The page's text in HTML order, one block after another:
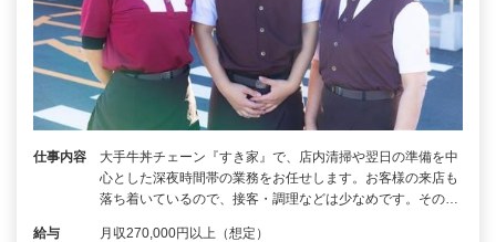
仕事内容
大手牛丼チェーン『すき家』で、店内清掃や翌日の準備を中
心とした深夜時間帯の業務をお任せします。お客様の来店も
落ち着いているので、接客・調理などは少なめです。その…
給与 月収270,000円以上（想定）